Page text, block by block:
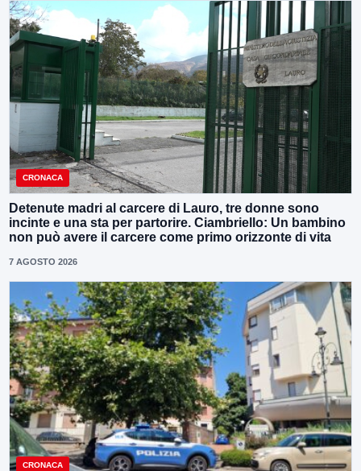
CRONACA
Detenute madri al carcere di Lauro, tre donne sono
incinte e una sta per partorire. Ciambriello: Un bambino
non può avere il carcere come primo orizzonte di vita
7 AGOSTO 2026
CRONACA